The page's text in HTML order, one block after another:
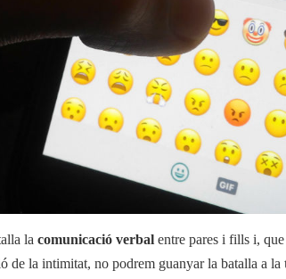
la comunicació verbal entre pares i fills i, que
de la intimitat, no podrem guanyar la batalla a la